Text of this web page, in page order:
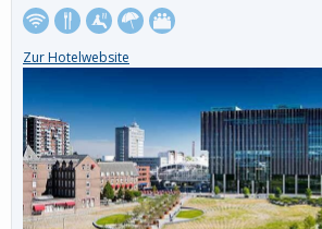
Zur Hotelwebsite